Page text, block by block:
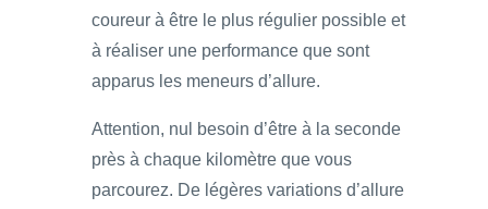
coureur à être le plus régulier possible et
à réaliser une performance que sont
apparus les meneurs d’allure.
Attention, nul besoin d’être à la seconde
près à chaque kilomètre que vous
parcourez. De légères variations d’allure